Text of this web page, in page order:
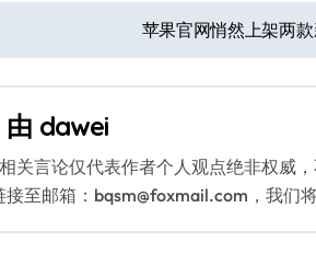
苹果官网悄然上架两
由 dawei
关言论仅代表作者个人观点绝非权威，
至邮箱：bqsm@foxmail.com，我们将